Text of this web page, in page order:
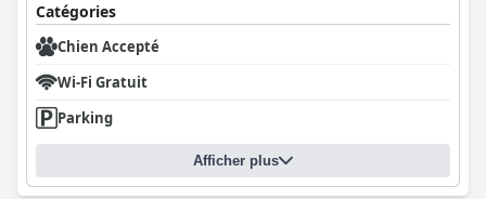
Catégories
Chien Accepté
Wi-Fi Gratuit
Parking
Afficher plus